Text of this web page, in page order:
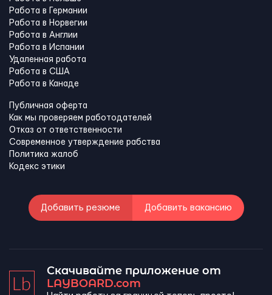
Работа в Германии
Работа в Норвегии
Работа в Англии
Работа в Испании
Удаленная работа
Работа в США
Работа в Канадe
Публичная оферта
Как мы проверяем работодателей
Отказ от ответственности
Современное утверждение рабства
Политика жалоб
Кодекс этики
Добавить резюме Добавить вакансию
Скачивайте приложение от
LAYBOARD.com